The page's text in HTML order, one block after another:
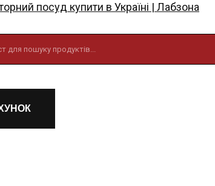
посуд купити в Україні | Лабзона